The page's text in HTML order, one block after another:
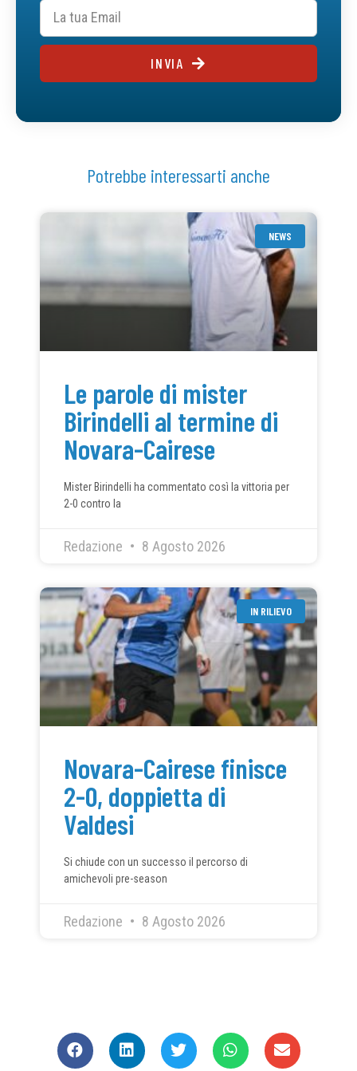
INVIA
Potrebbe interessarti anche
NEWS
Le parole di mister
Birindelli al termine di
Novara-Cairese
Mister Birindelli ha commentato così la vittoria per
2-0 contro la
Redazione 8 Agosto 2026
IN RILIEVO
Novara-Cairese finisce
2-0, doppietta di
Valdesi
Si chiude con un successo il percorso di
amichevoli pre-season
Redazione 8 Agosto 2026